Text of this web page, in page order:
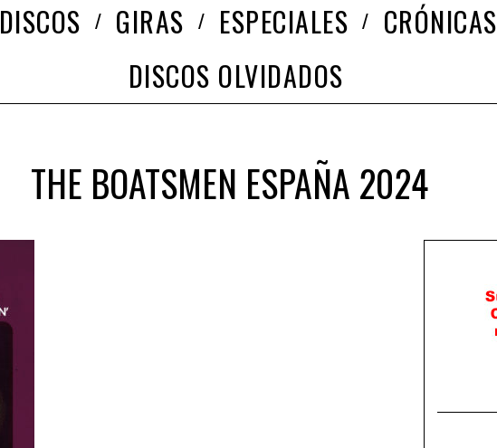
DISCOS GIRAS ESPECIALES CRÓNICAS
DISCOS OLVIDADOS
THE BOATSMEN ESPAÑA 2024